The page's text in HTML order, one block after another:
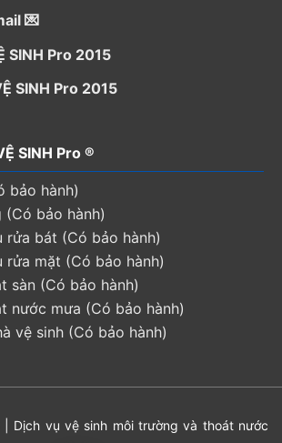
💌
SINH Pro 2015
SINH Pro 2015
SINH Pro ®
bảo hành)
bảo hành)
rửa bát (Có bảo hành)
rửa mặt (Có bảo hành)
sàn (Có bảo hành)
nước mưa (Có bảo hành)
vệ sinh (Có bảo hành)
Dịch vụ vệ sinh môi trường và thoát nước